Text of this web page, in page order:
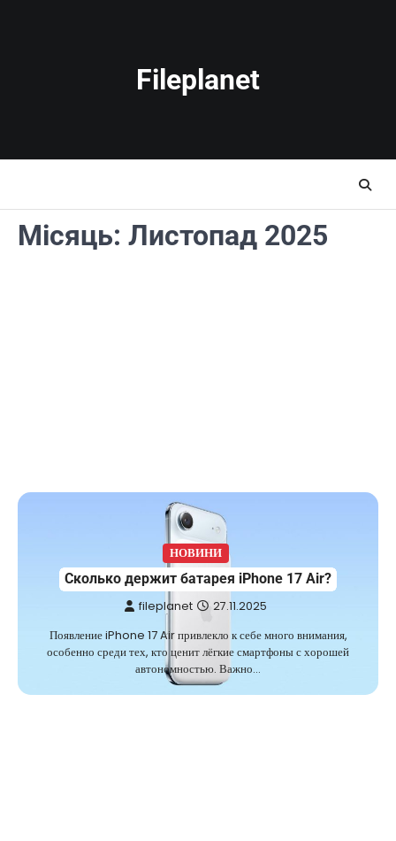
Fileplanet
Місяць: Листопад 2025
НОВИНИ
Сколько держит батарея iPhone 17 Air?
fileplanet 27.11.2025
Появление iPhone 17 Air привлекло к себе много внимания,
особенно среди тех, кто ценит лёгкие смартфоны с хорошей
автономностью. Важно…